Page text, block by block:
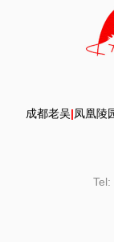
成都老吴|凤凰陵
Tel: